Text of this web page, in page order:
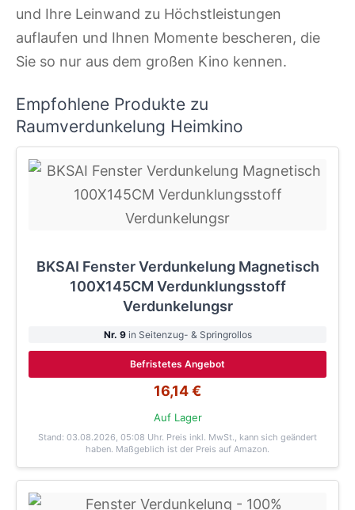
und Ihre Leinwand zu Höchstleistungen
auflaufen und Ihnen Momente bescheren, die
Sie so nur aus dem großen Kino kennen.
Empfohlene Produkte zu
Raumverdunkelung Heimkino
BKSAI Fenster Verdunkelung Magnetisch
100X145CM Verdunklungsstoff
Verdunkelungsr
Nr. 9in Seitenzug- & Springrollos
Befristetes Angebot
16,14 €
Auf Lager
Stand: 03.08.2026, 05:08 Uhr. Preis inkl. MwSt., kann sich geändert
haben. Maßgeblich ist der Preis auf Amazon.